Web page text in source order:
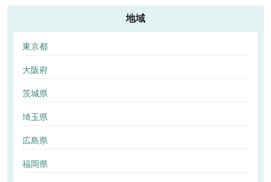
地域
東京都
大阪府
茨城県
埼玉県
広島県
福岡県